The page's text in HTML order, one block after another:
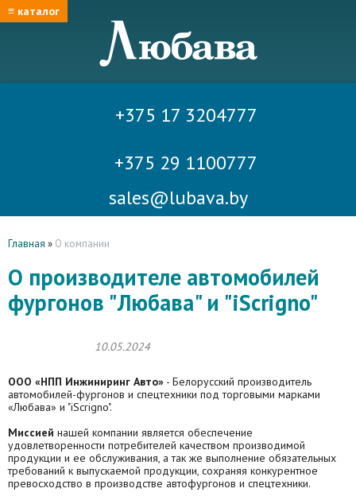
≡ каталог
+375 17 3204777
+375 29 1100777
sales@lubava.by
Главная » О компании
О производителе автомобилей
фургонов "Любава" и "iScrigno"
10.05.2024
ООО «НПП Инжиниринг Авто» - Белорусский производитель
автомобилей-фургонов и спецтехники под торговыми марками
«Любава» и "iScrigno".
Миссией нашей компании является обеспечение
удовлетворенности потребителей качеством производимой
продукции и ее обслуживания, а так же выполнение обязательных
требований к выпускаемой продукции, сохраняя конкурентное
превосходство в производстве автофургонов и спецтехники.